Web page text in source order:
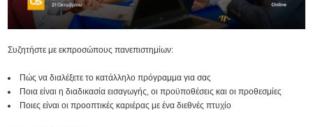
Συζητήστε με εκπροσώπους πανεπιστημίων:
Πώς να διαλέξετε το κατάλληλο πρόγραμμα για σας
Ποια είναι η διαδικασία εισαγωγής, οι προϋποθέσεις και οι προθεσμίες
Ποιες είναι οι προοπτικές καριέρας με ένα διεθνές πτυχίο